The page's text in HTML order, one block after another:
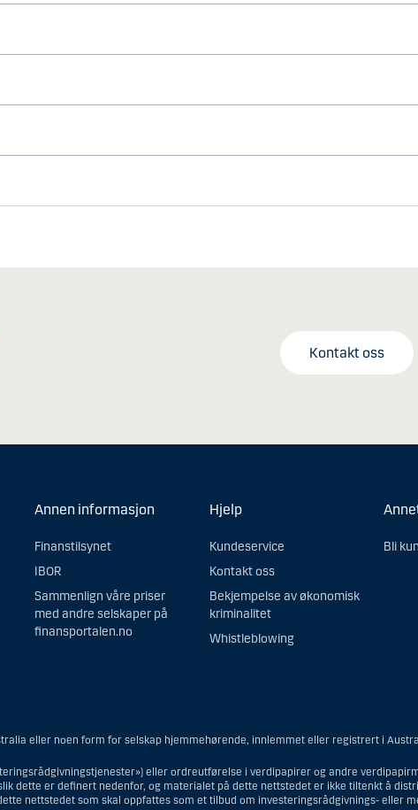
Kontakt oss
Annen informasjon
Finanstilsynet
IBOR
Sammenlign våre priser
med andre selskaper på
finansportalen.no
Hjelp
Kundeservice
Kontakt oss
Bekjempelse av økonomisk
kriminalitet
Whistleblowing
Bli
eller noen form for selskap hjemmehørende, innlemmet eller registrert i
eller ordreutførelse i verdipapirer og andre
dette er definert nedenfor, og materialet på dette nettstedet er ikke tiltenkt å
nettstedet som skal oppfattes som et tilbud om investeringsrådgivnings- eller